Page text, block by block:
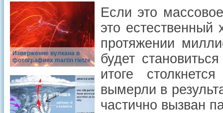
Извержение вулкана в
фотографиях martin rietze
Если это
это естественный
протяжении
будет
итоге
вымерли в
частично вызван